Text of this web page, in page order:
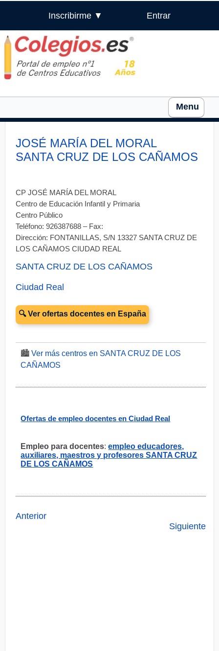
Inscribirme ▼ Entrar
Menu
JOSÉ MARÍA DEL MORAL
SANTA CRUZ DE LOS CAÑAMOS
CP JOSÉ MARÍA DEL MORAL
Centro de Educación Infantil y Primaria
Centro Público
Teléfono: 926387688 – Fax:
Dirección: FONTANILLAS, S/N 13327 SANTA CRUZ DE
LOS CAÑAMOS CIUDAD REAL
SANTA CRUZ DE LOS CAÑAMOS
Ciudad Real
🔍 Ver ofertas docentes en España
🏙️Ver más centros en SANTA CRUZ DE LOS
CAÑAMOS
Ofertas de empleo docentes en Ciudad Real
Empleo para docentes:empleo educadores,
auxiliares, maestros y profesores SANTA CRUZ
DE LOS CAÑAMOS
Anterior
Siguiente